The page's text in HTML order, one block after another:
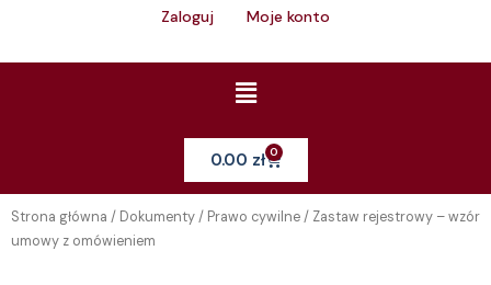
Zaloguj Moje konto
Menu
0.00 zł 0Cart
Strona główna / Dokumenty/ Prawo cywilne/ Zastaw rejestrowy – wzór
umowy z omówieniem